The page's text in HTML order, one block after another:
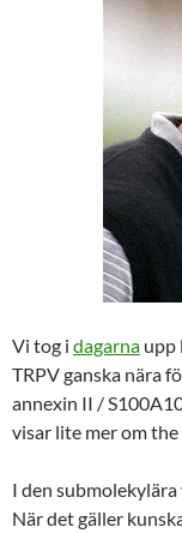
Vi tog i dagarna upp
TRPV ganska nära
annexin II /
visar lite mer om
I den
När det gäller